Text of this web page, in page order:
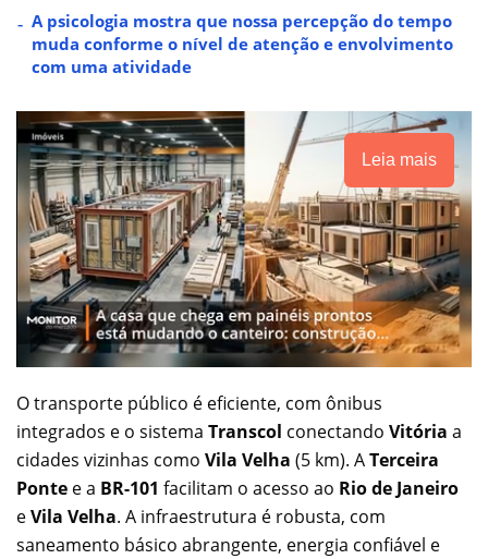
A psicologia mostra que nossa percepção do tempo
muda conforme o nível de atenção e envolvimento
com uma atividade
Leia mais
O transporte público é eficiente, com ônibus
integrados e o sistema Transcol conectando Vitória a
cidades vizinhas como Vila Velha (5 km). ATerceira
Ponte e a BR-101 facilitam o acesso ao Rio de Janeiro
eVila Velha. A infraestrutura é robusta, com
saneamento básico abrangente, energia confiável e